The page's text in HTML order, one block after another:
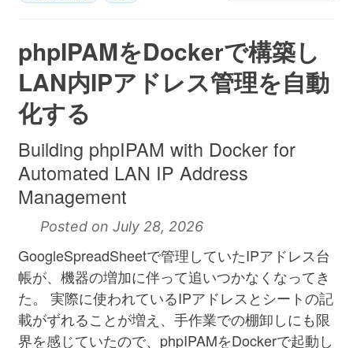
phpIPAMをDockerで構築し
LAN内IPアドレス管理を自動
化する
Building phpIPAM with Docker for
Automated LAN IP Address
Management
Posted on July 28, 2026
GoogleSpreadSheetで管理していたIPアドレス台
帳が、機器の増加に伴って追いつかなくなってき
た。 実際に使われているIPアドレスとシートの記
載がずれることが増え、手作業での棚卸しにも限
界を感じていたので、phpIPAMをDockerで起動し